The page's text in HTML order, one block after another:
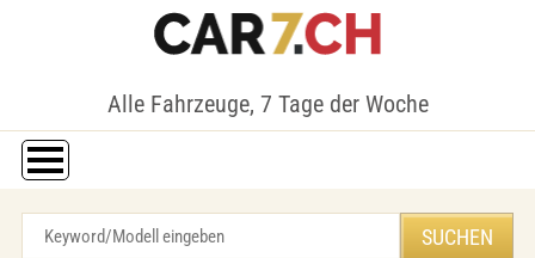
Alle Fahrzeuge, 7 Tage der Woche